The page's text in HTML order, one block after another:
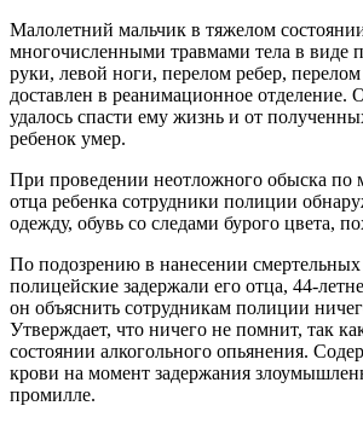
Малолетний мальчик в тяжелом
многочисленными травмами тела в виде
руки, левой ноги, перелом ребер,
доставлен в реанимационное отделение.
удалось спасти ему жизнь и от
ребенок умер.
При проведении неотложного обыска по
отца ребенка сотрудники полиции
одежду, обувь со следами бурого цвета,
По подозрению в нанесении
полицейские задержали его отца, 44-
он объяснить сотрудникам полиции
Утверждает, что ничего не помнит, так
состоянии алкогольного опьянения.
крови на момент задержания
промилле.